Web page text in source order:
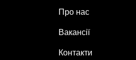
Про нас
Вакансії
Контакти